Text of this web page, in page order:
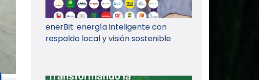
enerBit: energía inteligente con
respaldo local y visión sostenible